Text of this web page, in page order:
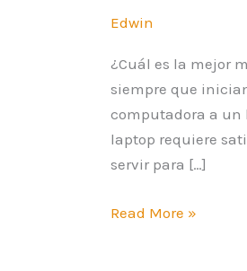
Edwin
¿Cuál es la mejor
siempre que
computadora a un
laptop requiere
servir para […]
Read More »